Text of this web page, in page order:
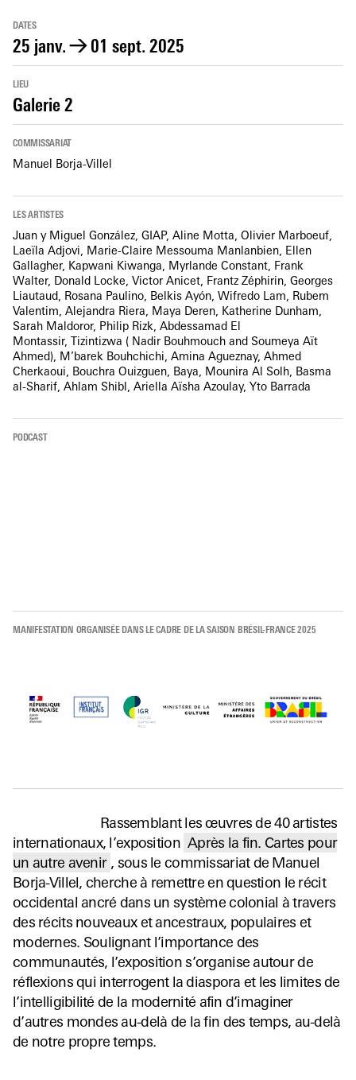
DATES
25 janv. → 01 sept. 2025
LIEU
Galerie 2
COMMISSARIAT
Manuel Borja-Villel
LES ARTISTES
Juan y Miguel González, GIAP, Aline Motta, Olivier Marboeuf,
Laeïla Adjovi, Marie-Claire Messouma Manlanbien, Ellen
Gallagher, Kapwani Kiwanga, Myrlande Constant, Frank
Walter, Donald Locke, Victor Anicet, Frantz Zéphirin, Georges
Liautaud, Rosana Paulino, Belkis Ayón, Wifredo Lam, Rubem
Valentim, Alejandra Riera, Maya Deren, Katherine Dunham,
Sarah Maldoror, Philip Rizk, Abdessamad El
Montassir, Tizintizwa ( Nadir Bouhmouch and Soumeya Aït
Ahmed), M’barek Bouhchichi, Amina Agueznay, Ahmed
Cherkaoui, Bouchra Ouizguen, Baya, Mounira Al Solh, Basma
al-Sharif, Ahlam Shibl, Ariella Aïsha Azoulay, Yto Barrada
PODCAST
MANIFESTATION ORGANISÉE DANS LE CADRE DE LA SAISON BRÉSIL-FRANCE 2025
Rassemblant les œuvres de 40 artistes
internationaux, l’exposition Après la fin. Cartes pour
un autre avenir , sous le commissariat de Manuel
Borja-Villel, cherche à remettre en question le récit
occidental ancré dans un système colonial à travers
des récits nouveaux et ancestraux, populaires et
modernes. Soulignant l’importance des
communautés, l’exposition s’organise autour de
réflexions qui interrogent la diaspora et les limites de
l’intelligibilité de la modernité afin d’imaginer
d’autres mondes au-delà de la fin des temps, au-delà
de notre propre temps.